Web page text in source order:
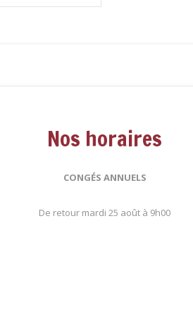
Nos horaires
CONGÉS ANNUELS
De retour mardi 25 août à 9h00